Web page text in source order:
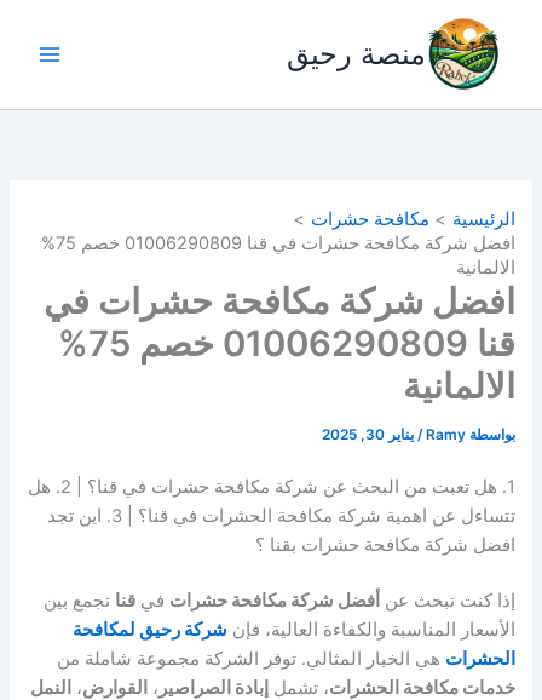
المحتوى
منصة رحيق
الرئيسية
مكافحة حشرات
افضل شركة مكافحة حشرات في قنا 01006290809 خصم 75%
الالمانية
افضل شركة مكافحة حشرات في
قنا 01006290809 خصم 75%
الالمانية
بواسطة Ramy
/يناير 30, 2025
1. هل تعبت من البحث عن شركة مكافحة حشرات في قنا؟ | 2. هل
تتساءل عن اهمية شركة مكافحة الحشرات في قنا؟ | 3. اين تجد
افضل شركة مكافحة حشرات بقنا ؟
إذا كنت تبحث عن أفضل شركة مكافحة حشرات فيقنا تجمع بين
الأسعار المناسبة والكفاءة العالية، فإن شركة رحيق لمكافحة
الحشرات هي الخيار المثالي. توفر الشركة مجموعة شاملة من
خدمات مكافحة الحشرات، تشملإبادة الصراصير ، القوارض، النمل